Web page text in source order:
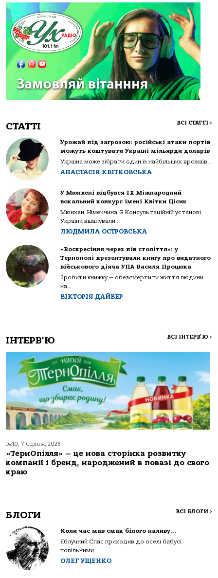
СТАТТІ ВСІ СТАТТІ >
Урожай під загрозою: російські атаки портів
можуть коштувати Україні мільярди доларів
Україна може зібрати один із найбільших врожаїв...
АНАСТАСІЯ КВІТКОВСЬКА
У Мюнхені відбувся IX Міжнародний
вокальний конкурс імені Квітки Цісик
Мюнхен. Німеччина. В Консультаційній установі
України вшанували...
ЛЮДМИЛА ОСТРОВСЬКА
«Воскресіння через пів століття»: у
Тернополі презентували книгу про видатного
військового діяча УПА Василя Процюка
Зробити книжку — обезсмертити життя людини
на...
ВІКТОРІЯ ДАЙВЕР
ІНТЕРВ'Ю ВСІ ІНТЕРВ'Ю >
14:10, 7 Серпня, 2026
«ТернОпілля» – це нова сторінка розвитку
компанії і бренд, народжений в повазі до свого
краю
БЛОГИ ВСІ БЛОГИ >
Коли час мав смак білого наливу…
Яблучний Спас приходив до оселі бабусі
повільними...
ОЛЕГ УЩЕНКО